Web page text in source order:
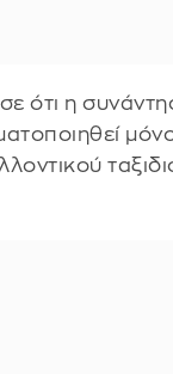
ότι η